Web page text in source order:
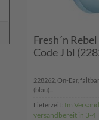
Fresh´n
Code J bl
228262, On-Ear,
(blau)...
Lieferzeit: Im
versandbereit in 3-4